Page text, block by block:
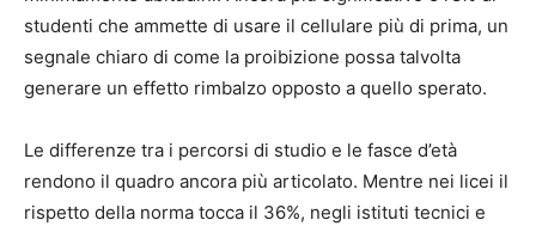
studenti che ammette di usare il cellulare più di prima, un
segnale chiaro di come la proibizione possa talvolta
generare un effetto rimbalzo opposto a quello sperato.
Le differenze tra i percorsi di studio e le fasce d’età
rendono il quadro ancora più articolato. Mentre nei licei il
rispetto della norma tocca il 36%, negli istituti tecnici e